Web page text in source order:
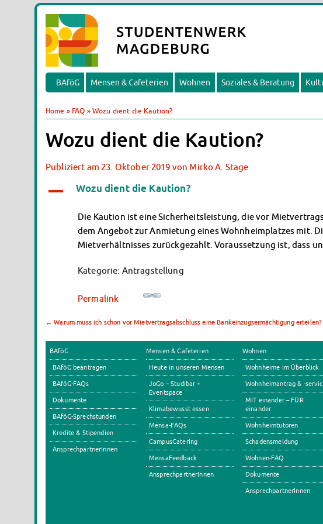
BAföG Mensen & Cafeterien Wohnen Soziales & Beratung
Home » FAQ »Wozu dient die Kaution?
Wozu dient die Kaution?
Publiziert am 23. Oktober 2019 von Mirko A. Stage
A Wozu dient die Kaution?
Die Kaution ist eine Sicherheitsleistung, die vor
dem Angebot zur Anmietung eines Wohnheimplatzes mit.
Mietverhältnisses zurückgezahlt. Voraussetzung ist, dass
Kategorie: Antragstellung
Permalink
← Warum muss ich schon vor Mietvertragsabschluss eine Bankeinzugsermächtigung erteilen?
BAföG
BAföG beantragen
BAföG-FAQs
Dokumente
BAföG-Sprechstunden
Kredite & Stipendien
AnsprechpartnerInnen
Mensen & Cafeterien
Heute in unseren Mensen
JoGo – Studibar +
Eventspace
Klimabewusst essen
Mensa-FAQs
CampusCatering
MensaFeedback
AnsprechpartnerInnen
Wohnen
Wohnheime im Überblick
Wohnheimantrag & -
MIT einander – FÜR
einander
Wohnheimtutoren
Schadensmeldung
Wohnen-FAQ
Dokumente
AnsprechpartnerInnen